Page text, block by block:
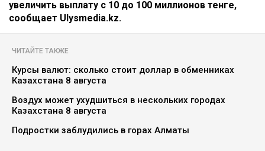
увеличить выплату с 10 до 100 миллионов тенге,
сообщает Ulysmedia.kz.
ЧИТАЙТЕ ТАКЖЕ
Курсы валют: сколько стоит доллар в обменниках
Казахстана 8 августа
Воздух может ухудшиться в нескольких городах
Казахстана 8 августа
Подростки заблудились в горах Алматы